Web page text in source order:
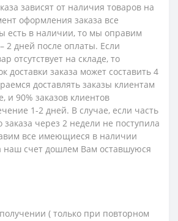
зависят от наличия товаров на
оформления заказа все
есть в наличии, то мы оправим
2 дней после оплаты. Если
отсутствует на складе, то
доставки заказа может составить 4
доставлять заказы клиентам
и 90% заказов клиентов
1-2 дней. В случае, если часть
через 2 недели не поступила
все имеющиеся в наличии
наш счет дошлем Вам оставшуюся
( только при повторном